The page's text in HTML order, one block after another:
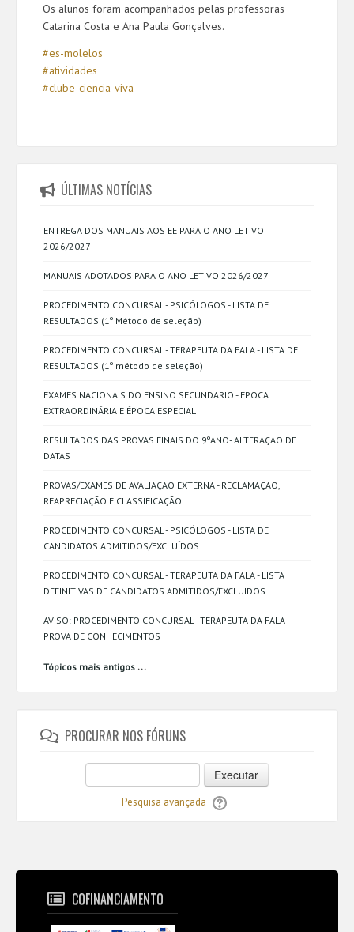
Os alunos foram acompanhados pelas professoras
Catarina Costa e Ana Paula Gonçalves.
#es-molelos
#atividades
#clube-ciencia-viva
ÚLTIMAS NOTÍCIAS
ENTREGA DOS MANUAIS AOS EE PARA O ANO LETIVO
2026/2027
MANUAIS ADOTADOS PARA O ANO LETIVO 2026/2027
PROCEDIMENTO CONCURSAL - PSICÓLOGOS - LISTA DE
RESULTADOS (1º Método de seleção)
PROCEDIMENTO CONCURSAL - TERAPEUTA DA FALA - LISTA DE
RESULTADOS (1º método de seleção)
EXAMES NACIONAIS DO ENSINO SECUNDÁRIO - ÉPOCA
EXTRAORDINÁRIA E ÉPOCA ESPECIAL
RESULTADOS DAS PROVAS FINAIS DO 9ºANO- ALTERAÇÃO DE
DATAS
PROVAS/EXAMES DE AVALIAÇÃO EXTERNA - RECLAMAÇÃO,
REAPRECIAÇÃO E CLASSIFICAÇÃO
PROCEDIMENTO CONCURSAL - PSICÓLOGOS - LISTA DE
CANDIDATOS ADMITIDOS/EXCLUÍDOS
PROCEDIMENTO CONCURSAL - TERAPEUTA DA FALA - LISTA
DEFINITIVAS DE CANDIDATOS ADMITIDOS/EXCLUÍDOS
AVISO: PROCEDIMENTO CONCURSAL - TERAPEUTA DA FALA -
PROVA DE CONHECIMENTOS
Tópicos mais antigos ...
PROCURAR NOS FÓRUNS
Executar
Pesquisa avançada
COFINANCIAMENTO